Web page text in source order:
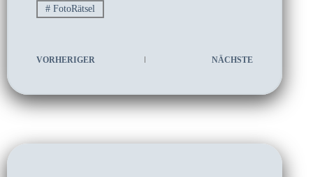
#FotoRätsel
VORHERIGER NÄCHSTE